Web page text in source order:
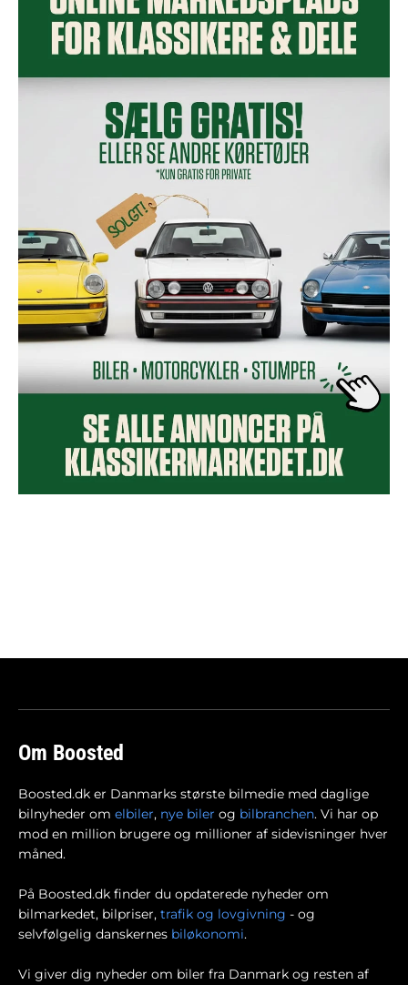
Om Boosted
Boosted.dk er Danmarks største bilmedie med daglige
bilnyheder om elbiler, nye biler og bilbranchen. Vi har op
mod en million brugere og millioner af sidevisninger hver
måned.
På Boosted.dk finder du opdaterede nyheder om
bilmarkedet, bilpriser, trafik og lovgivning - og
selvfølgelig danskernes biløkonomi.
Vi giver dig nyheder om biler fra Danmark og resten af